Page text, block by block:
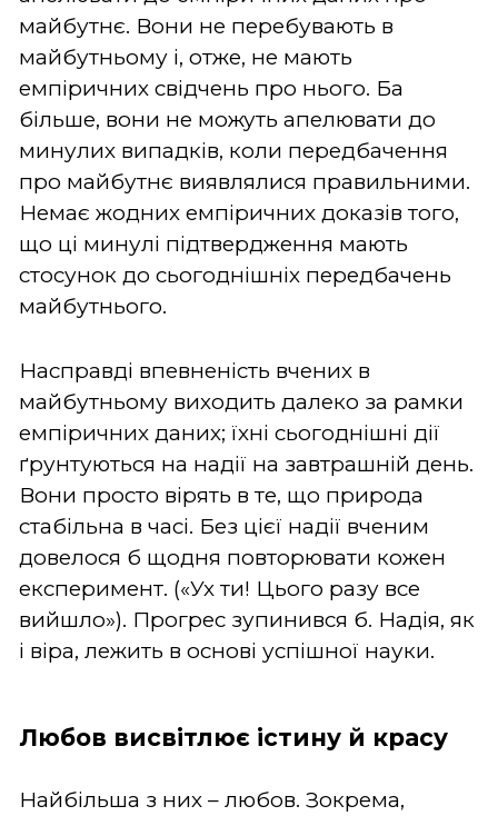
майбутнє. Вони не перебувають в
майбутньому і, отже, не мають
емпіричних свідчень про нього. Ба
більше, вони не можуть апелювати до
минулих випадків, коли передбачення
про майбутнє виявлялися правильними.
Немає жодних емпіричних доказів того,
що ці минулі підтвердження мають
стосунок до сьогоднішніх передбачень
майбутнього.
Насправді впевненість вчених в
майбутньому виходить далеко за рамки
емпіричних даних; їхні сьогоднішні дії
ґрунтуються на надії на завтрашній день.
Вони просто вірять в те, що природа
стабільна в часі. Без цієї надії вченим
довелося б щодня повторювати кожен
експеримент. («Ух ти! Цього разу все
вийшло»). Прогрес зупинився б. Надія, як
і віра, лежить в основі успішної науки.
Любов висвітлює істину й красу
Найбільша з них – любов. Зокрема,